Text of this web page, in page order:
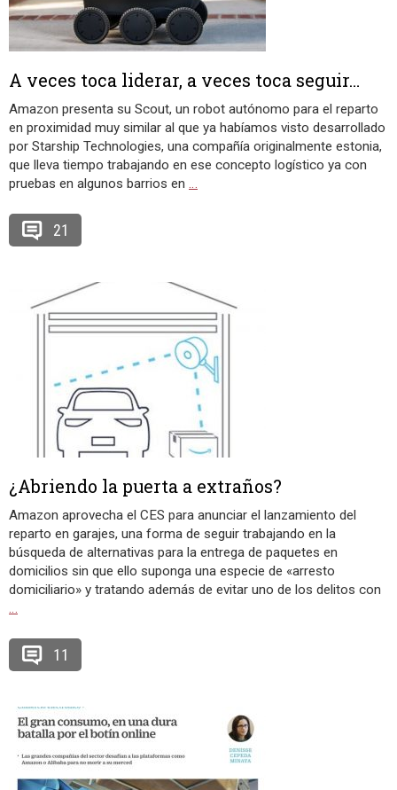
A veces toca liderar, a veces toca seguir…
Amazon presenta su Scout, un robot autónomo para el reparto
en proximidad muy similar al que ya habíamos visto desarrollado
por Starship Technologies, una compañía originalmente estonia,
que lleva tiempo trabajando en ese concepto logístico ya con
pruebas en algunos barrios en …
21
¿Abriendo la puerta a extraños?
Amazon aprovecha el CES para anunciar el lanzamiento del
reparto en garajes, una forma de seguir trabajando en la
búsqueda de alternativas para la entrega de paquetes en
domicilios sin que ello suponga una especie de «arresto
domiciliario» y tratando además de evitar uno de los delitos con
…
11